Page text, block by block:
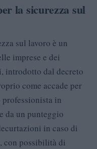
la sicurezza sul
sul lavoro è un
imprese e dei
introdotto dal decreto
come accade per
in
da un punteggio
in caso di
con possibilità di